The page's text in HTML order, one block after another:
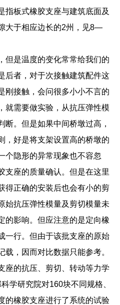
指板式橡胶支座与建筑底面及
大于相应边长的2州，见8—
但是温度的变化常常给我们的
后者，对于次接触建筑配件这
刚接触，会问很多小小不言的
就需要做实验，从抗压弹性模
断。但是如果中间桥墩过高，
，好是将支架设置高的桥墩的
个隐形的异常现象也不容忽
支座的质量确认。但是在这里
得正确的安装后也会有小的剪
始抗压弹性模量及剪切模量未
的影响。但应注意的是定向橡
一行。但由于该批支座的原始
，因而对比数据只能参考。
座的抗压、剪切、转动等力学
学研究院对160块不同规格、
的橡胶支座进行了系统的试验